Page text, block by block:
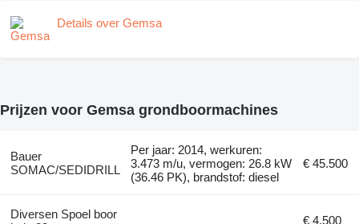
Details over Gemsa
Prijzen voor Gemsa grondboormachines
Bauer
SOMAC/SEDIDRILL
Per jaar: 2014, werkuren:
3.473 m/u, vermogen: 26.8 kW
(36.46 PK), brandstof: diesel
€ 45.500
Diversen Spoel boor
€ 4.500